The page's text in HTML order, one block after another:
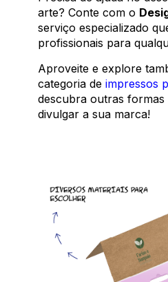
arte? Conte com o
serviço especializado
profissionais para
Aproveite e explore
categoria de impressos
descubra outras formas
divulgar a sua marca!